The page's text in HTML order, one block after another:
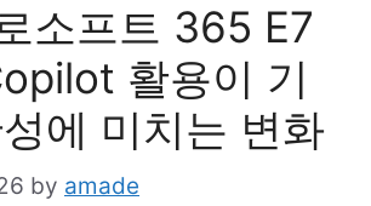
소프트 365 E7
활용이 기
에 미치는 변화
by amade